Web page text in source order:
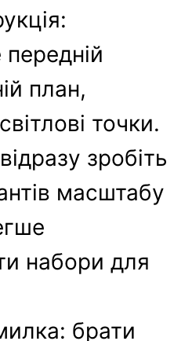
передній
план,
точки.
зробіть
масштабу
набори для
брати